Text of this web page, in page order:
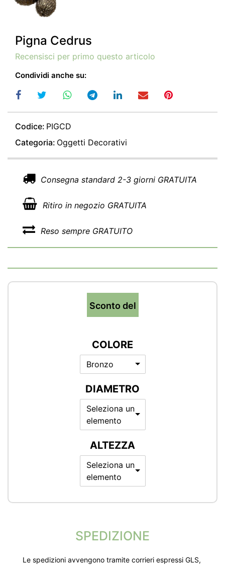
Pigna Cedrus
Recensisci per primo questo articolo
Condividi anche su:
Codice: PIGCD
Categoria: Oggetti Decorativi
Consegna standard 2-3 giorni GRATUITA
Ritiro in negozio GRATUITA
Reso sempre GRATUITO
Sconto del
COLORE
Bronzo
DIAMETRO
Seleziona un
elemento
ALTEZZA
Seleziona un
elemento
SPEDIZIONE
Le spedizioni avvengono tramite corrieri espressi GLS,